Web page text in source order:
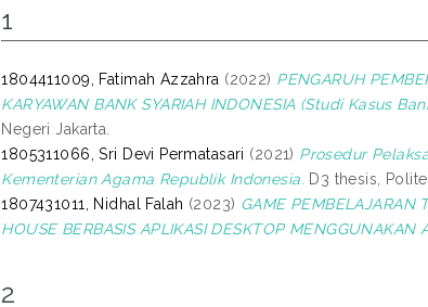
1
1804411009, Fatimah Azzahra (2022) PENGARUH
KARYAWAN BANK SYARIAH INDONESIA (Studi Kasus
Negeri Jakarta.
1805311066, Sri Devi Permatasari (2021) Prosedur
Kementerian Agama Republik Indonesia. D3 thesis,
1807431011, Nidhal Falah (2023) GAME PEMBELAJARAN
HOUSE BERBASIS APLIKASI DESKTOP MENGGUNAKAN
2